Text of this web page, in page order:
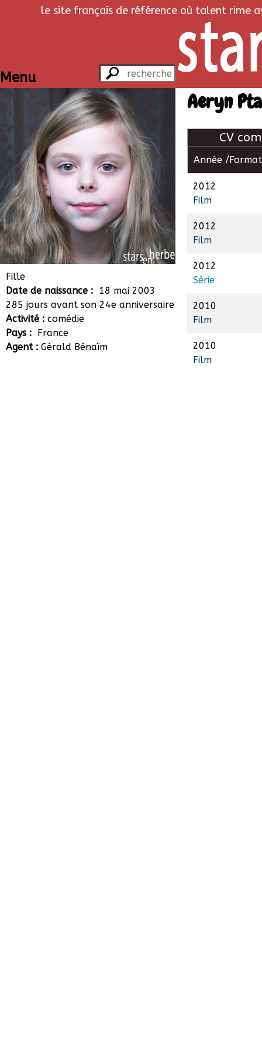
le site français de référence où talent rime
Menu
Aeryn Ptak
Fille
Date de naissance : 18 mai 2003
285 jours avant son 24e anniversaire
Activité : comédie
Pays : France
Agent : Gérald Bénaïm
Aeryn
CV
Année / Format
2012
Film
2012
Film
2012
Série
2010
Film
2010
Film